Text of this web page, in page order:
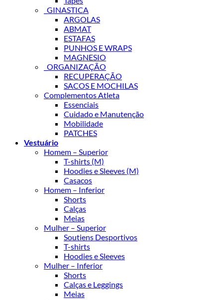
_GINASTICA
ARGOLAS
ABMAT
ESTAFAS
PUNHOS E WRAPS
MAGNESIO
_ORGANIZAÇÃO
RECUPERAÇÃO
SACOS E MOCHILAS
Complementos Atleta
Essenciais
Cuidado e Manutenção
Mobilidade
PATCHES
Vestuário
Homem – Superior
T-shirts (M)
Hoodies e Sleeves (M)
Casacos
Homem – Inferior
Shorts
Calças
Meias
Mulher – Superior
Soutiens Desportivos
T-shirts
Hoodies e Sleeves
Mulher – Inferior
Shorts
Calças e Leggings
Meias